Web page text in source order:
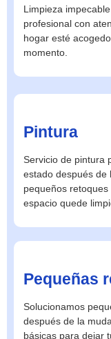
Limpieza
profesional con
hogar esté
momento.
Pintura
Servicio de pintura
estado después de
pequeños
espacio quede
Pequeñas
Solucionamos
después de la
básicas para dejar